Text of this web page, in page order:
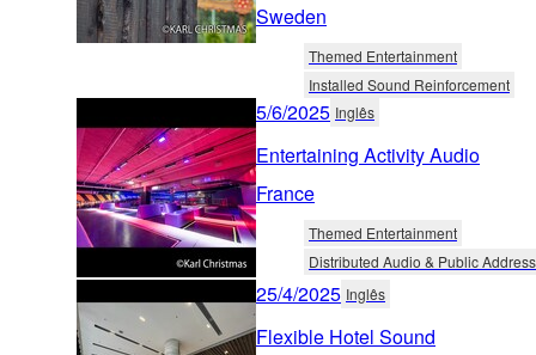
Sweden
Themed Entertainment
Installed Sound Reinforcement
5/6/2025 Inglês
Entertaining Activity Audio
France
Themed Entertainment
Distributed Audio & Public Address
25/4/2025 Inglês
Flexible Hotel Sound